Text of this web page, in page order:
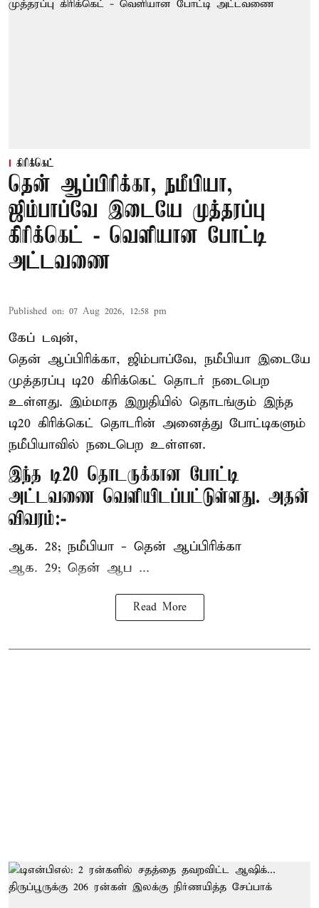
கிரிக்கெட்
தென் ஆப்பிரிக்கா, நமீபியா,
ஜிம்பாப்வே இடையே முத்தரப்பு
கிரிக்கெட் - வெளியான போட்டி
அட்டவணை
Published on: 07 Aug 2026, 12:58 pm
கேப் டவுன்,
தென் ஆப்பிரிக்கா, ஜிம்பாப்வே, நமீபியா இடையே
முத்தரப்பு டி20 கிரிக்கெட் தொடர் நடைபெற
உள்ளது. இம்மாத இறுதியில் தொடங்கும் இந்த
டி20 கிரிக்கெட் தொடரின் அனைத்து போட்டிகளும்
நமீபியாவில் நடைபெற உள்ளன.
இந்த டி20 தொடருக்கான போட்டி
அட்டவணை வெளியிடப்பட்டுள்ளது. அதன்
விவரம்:-
ஆக. 28; நமீபியா - தென் ஆப்பிரிக்கா
ஆக. 29; தென் ஆப ...
Read More